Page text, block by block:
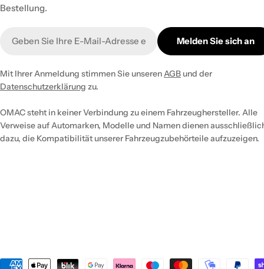
Bestellung.
Mail
Melden Sie sich an
Mit Ihrer Anmeldung stimmen Sie unserenAGB und der
Datenschutzerklärung zu.
OMAC steht in keiner Verbindung zu einem Fahrzeughersteller. Alle
Verweise auf Automarken, Modelle und Namen dienen
dazu, die Kompatibilität unserer Fahrzeugzubehörteile aufzuzeigen.
Zahlungsmethoden